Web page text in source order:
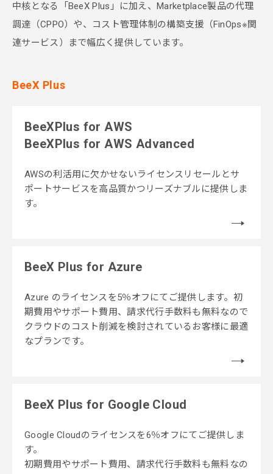
中核となる「BeeX Plus」に加え、Marketplace製品の代理
調達（CPPO）や、コスト管理体制の構築支援（FinOps※関
連サービス）まで幅広く提供しています。
BeeX Plus
BeeXPlus for AWS
BeeXPlus for AWS Advanced
AWSの利活用に欠かせないライセンスリセールとサ
ポートサービスを高品質かつリーズナブルに提供しま
す。
BeeX Plus for Azure
Azure のライセンスを5％オフにてご提供します。 初
期費用やサポート費用、請求代行手数料も無料なので
クラウドのコスト削減を検討されているお客様に最適
なプランです。
BeeX Plus for Google Cloud
Google Cloudのライセンスを6％オフにてご提供しま
す。
初期費用やサポート費用、請求代行手数料も無料なの